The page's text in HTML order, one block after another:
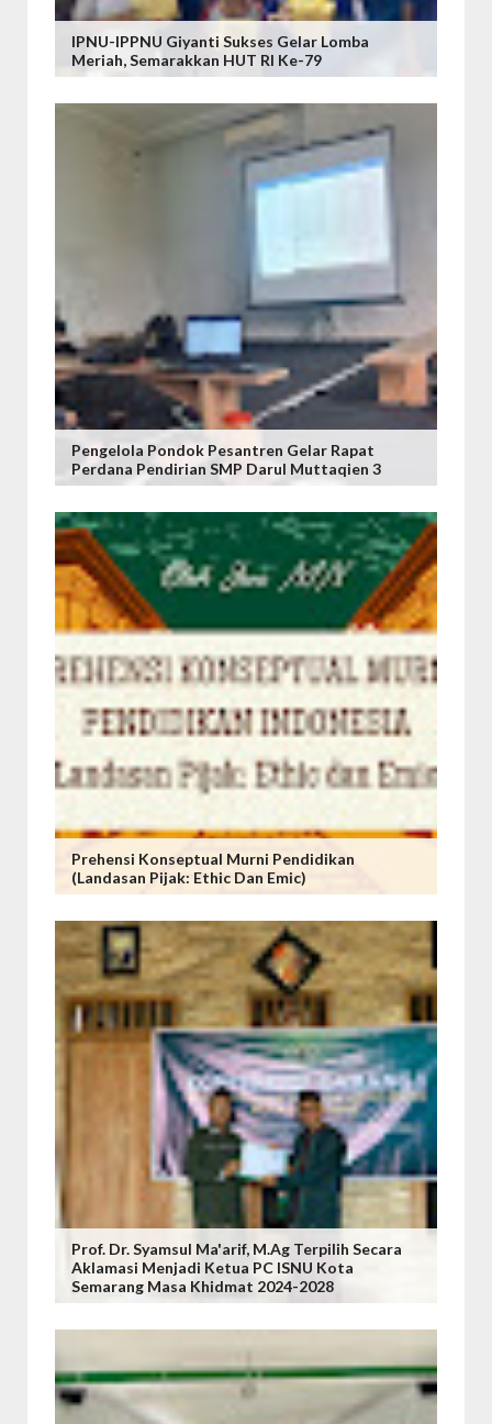
IPNU-IPPNU Giyanti Sukses Gelar Lomba
Meriah, Semarakkan HUT RI Ke-79
Pengelola Pondok Pesantren Gelar Rapat
Perdana Pendirian SMP Darul Muttaqien 3
Prehensi Konseptual Murni Pendidikan
(Landasan Pijak: Ethic Dan Emic)
Prof. Dr. Syamsul Ma'arif, M.Ag Terpilih Secara
Aklamasi Menjadi Ketua PC ISNU Kota
Semarang Masa Khidmat 2024-2028